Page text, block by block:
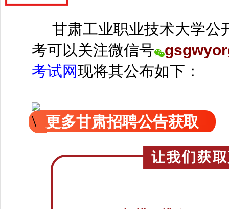
甘肃工业职业技术大学公
考可以关注微信号
考试网现将其公布如下：
更多甘肃招聘公告获取